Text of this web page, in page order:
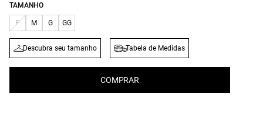
TAMANHO
P M G GG
Descubra seu tamanho Tabela de Medidas
COMPRAR